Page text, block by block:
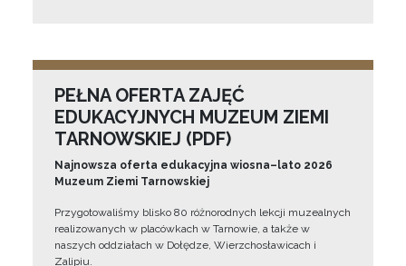
PEŁNA OFERTA ZAJĘĆ
EDUKACYJNYCH MUZEUM ZIEMI
TARNOWSKIEJ (PDF)
Najnowsza oferta edukacyjna wiosna–lato 2026
Muzeum Ziemi Tarnowskiej
Przygotowaliśmy blisko 80 różnorodnych lekcji muzealnych
realizowanych w placówkach w Tarnowie, a także w
naszych oddziałach w Dołędze, Wierzchosławicach i
Zalipiu.